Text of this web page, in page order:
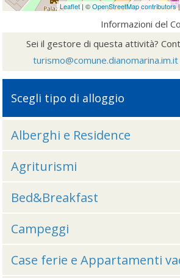
Leaflet| ©OpenStreetMap contributors|
Informazioni del
Sei il gestore di questa attività?
turismo@comune.dianomarina.im.it
Scegli tipo di alloggio
Alberghi e Residence
Agriturismi
Bed&Breakfast
Campeggi
Case ferie e Appartamenti